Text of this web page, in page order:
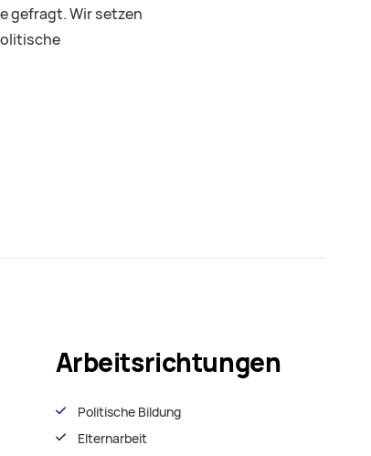
gefragt. Wir setzen
Arbeitsrichtungen
Politische Bildung
Elternarbeit